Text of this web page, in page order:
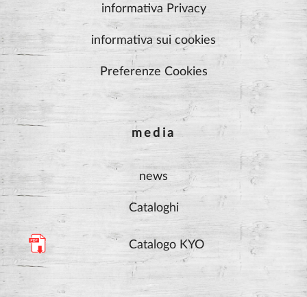
informativa Privacy
informativa sui cookies
Preferenze Cookies
media
news
Cataloghi
Catalogo KYO